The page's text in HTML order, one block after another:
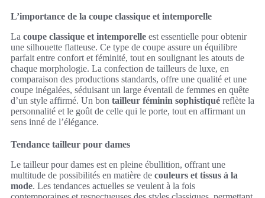
L’importance de la coupe classique et intemporelle
La coupe classique et intemporelle est essentielle pour obtenir
une silhouette flatteuse. Ce type de coupe assure un équilibre
parfait entre confort et féminité, tout en soulignant les atouts de
chaque morphologie. La confection de tailleurs de luxe, en
comparaison des productions standards, offre une qualité et une
coupe inégalées, séduisant un large éventail de femmes en quête
d’un style affirmé. Un bon tailleur féminin sophistiqué reflète la
personnalité et le goût de celle qui le porte, tout en affirmant un
sens inné de l’élégance.
Tendance tailleur pour dames
Le tailleur pour dames est en pleine ébullition, offrant une
multitude de possibilités en matière de couleurs et tissus à la
mode. Les tendances actuelles se veulent à la fois